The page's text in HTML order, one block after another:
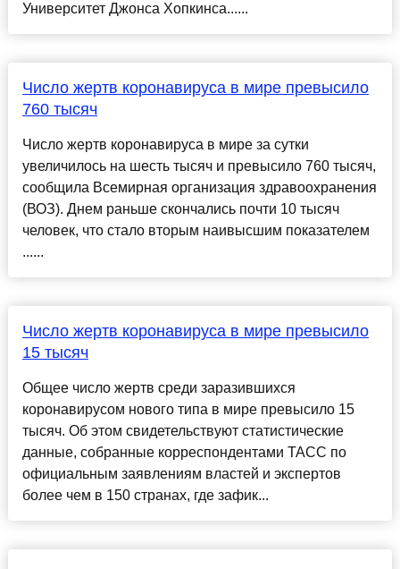
Университет Джонса Хопкинса......
Число жертв коронавируса в мире превысило
760 тысяч
Число жертв коронавируса в мире за сутки
увеличилось на шесть тысяч и превысило 760 тысяч,
сообщила Всемирная организация здравоохранения
(ВОЗ). Днем раньше скончались почти 10 тысяч
человек, что стало вторым наивысшим показателем
......
Число жертв коронавируса в мире превысило
15 тысяч
Общее число жертв среди заразившихся
коронавирусом нового типа в мире превысило 15
тысяч. Об этом свидетельствуют статистические
данные, собранные корреспондентами ТАСС по
официальным заявлениям властей и экспертов
более чем в 150 странах, где зафик...